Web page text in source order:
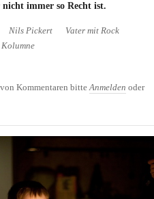
nicht immer so Recht ist.
Nils Pickert
Vater mit Rock
Kolumne
Ach, geschenkt!
von Kommentaren bitteAnmelden oder